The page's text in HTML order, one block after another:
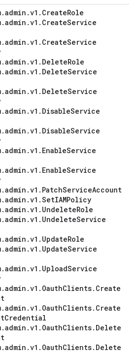
.admin .v1 . CreateRole
.admin .v1 . CreateService
.admin .v1 . CreateService
.admin .v1 . DeleteRole
.admin .v1 . DeleteService
.admin .v1 . DeleteService
.admin .v1 . DisableService
.admin .v1 . DisableService
.admin .v1 . EnableService
.admin .v1 . EnableService
.admin .v1 . PatchServiceAccount
.admin .v1 .SetIAMPolicy
.admin .v1 . UndeleteRole
.admin .v1 . UndeleteService
.admin .v1 . UpdateRole
.admin .v1 . UpdateService
.admin .v1 . UploadService
.admin .v1 . OauthClients. Create
.admin .v1 . OauthClients. Create
Credential
.admin .v1 . OauthClients. Delete
.admin .v1 . OauthClients. Delete